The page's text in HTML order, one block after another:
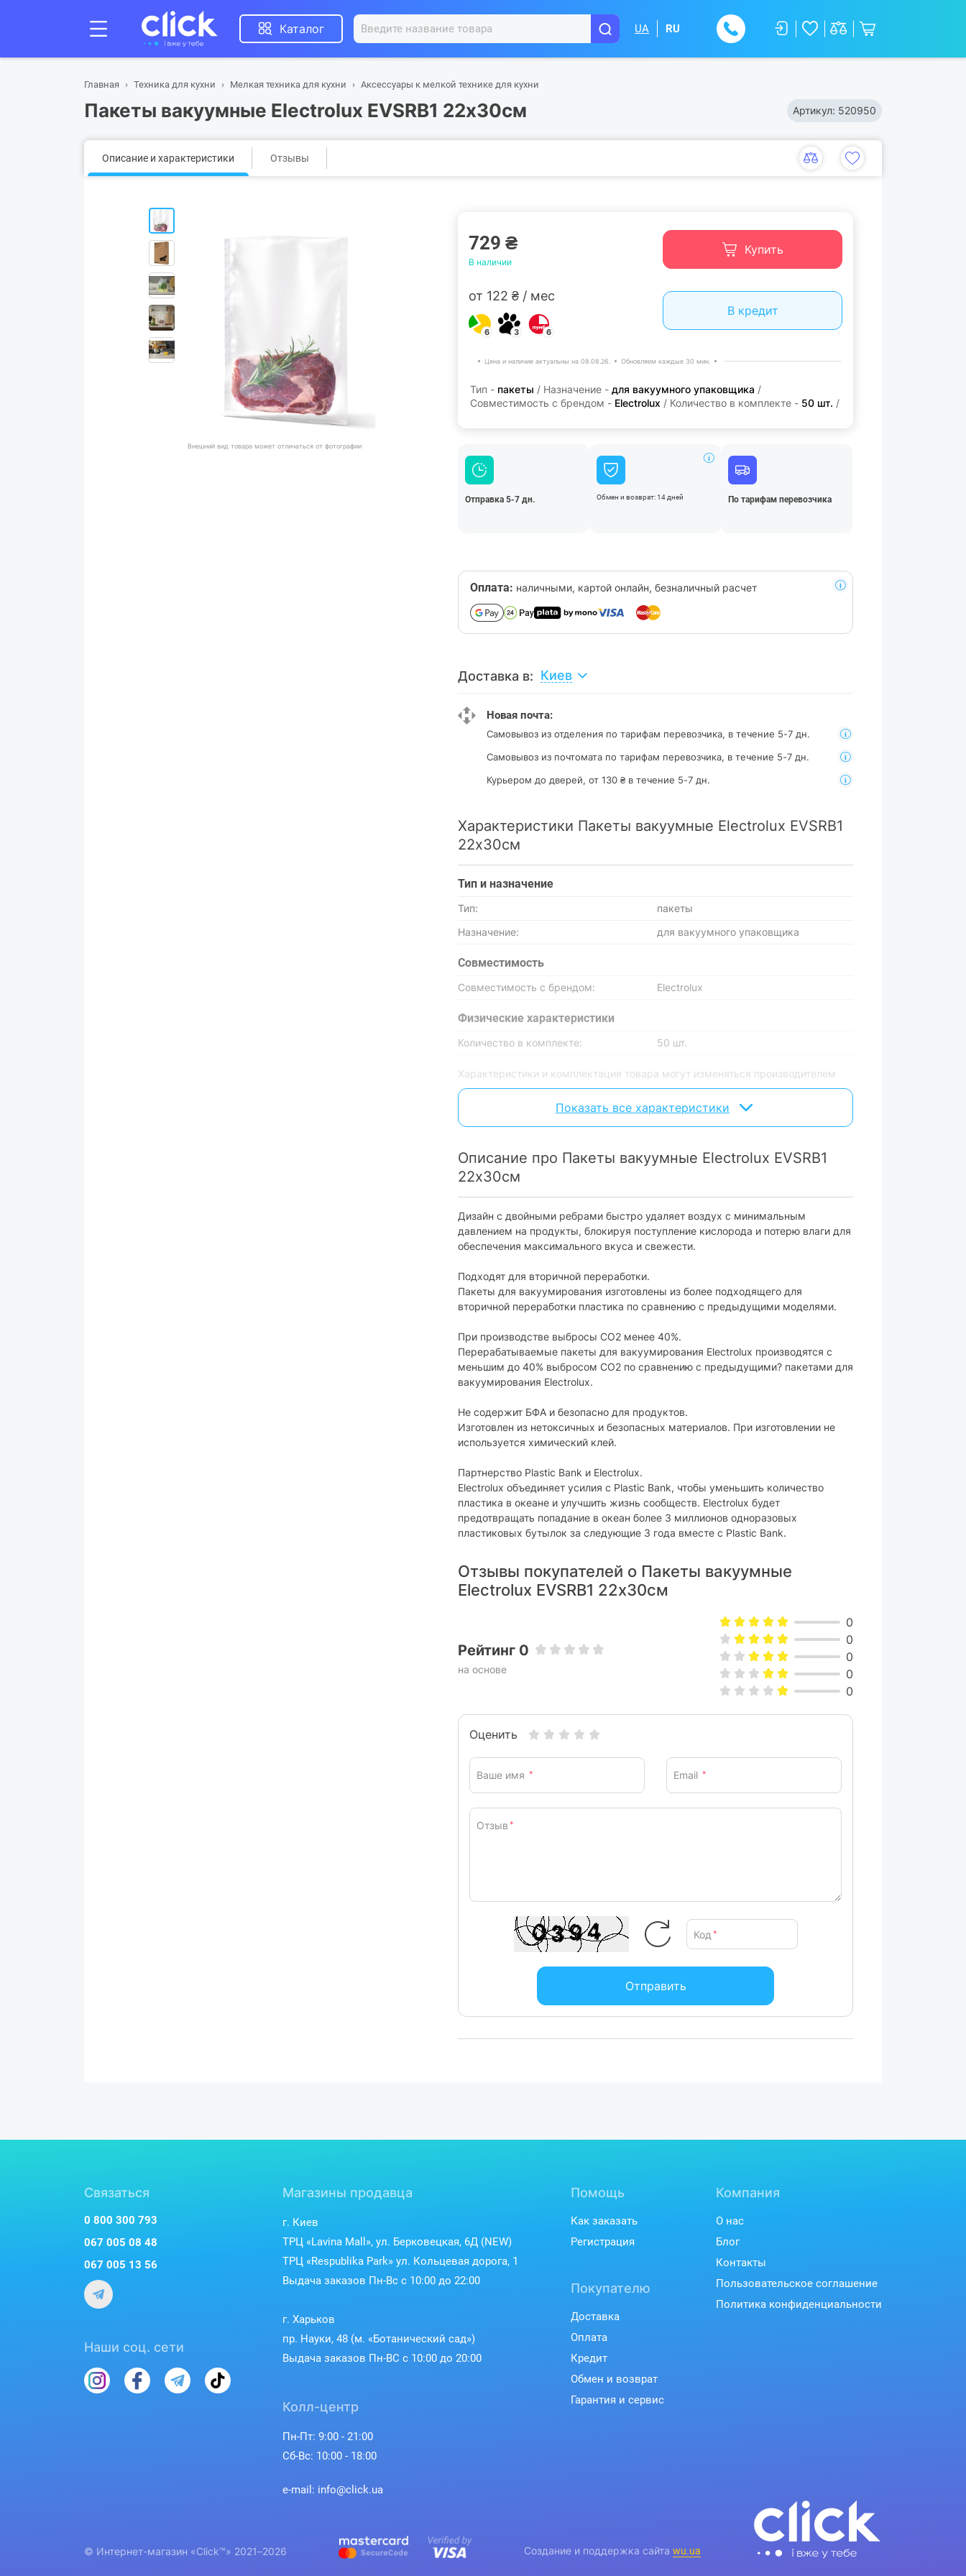
Каталог UA RU
Главная Техника для кухни Мелкая техника для кухни Аксессуары к мелкой технике для кухни
Пакеты вакуумные Electrolux EVSRB1 22х30см Артикул: 520950
Описание и характеристики Отзывы
Внешний вид товара может отличаться от фотографии
729 ₴
В наличии
Купить
от 122 ₴ / мес
6 3 6
В кредит
Цена и наличие актуальны на 08.08.26. Обновляем каждые 30 мин.
Тип - пакеты / Назначение - для вакуумного упаковщика /
Совместимость с брендом - Electrolux / Количество в комплекте - 50 шт. /
Отправка 5-7 дн. Обмен и возврат: 14 дней По тарифам перевозчика
Оплата: наличными, картой онлайн, безналичный расчет
Доставка в: Киев
Новая почта:
Самовывоз из отделения по тарифам перевозчика, в течение 5-7 дн.
Самовывоз из почтомата по тарифам перевозчика, в течение 5-7 дн.
Курьером до дверей, от 130 ₴ в течение 5-7 дн.
Характеристики Пакеты вакуумные Electrolux EVSRB1
22х30см
Тип и назначение
Тип:
пакеты
Назначение:
для вакуумного упаковщика
Совместимость
Совместимость с брендом: Electrolux
Физические характеристики
Количество в комплекте: 50 шт.
Характеристики и комплектация товара могут изменяться производителем
без уведомления.
Показать все характеристики
Описание про Пакеты вакуумные Electrolux EVSRB1
22х30см
Дизайн с двойными ребрами быстро удаляет воздух с минимальным
давлением на продукты, блокируя поступление кислорода и потерю влаги для
обеспечения максимального вкуса и свежести.
Подходят для вторичной переработки.
Пакеты для вакуумирования изготовлены из более подходящего для
вторичной переработки пластика по сравнению с предыдущими моделями.
При производстве выбросы СО2 менее 40%.
Перерабатываемые пакеты для вакуумирования Electrolux производятся с
меньшим до 40% выбросом СО2 по сравнению с предыдущими? пакетами для
вакуумирования Electrolux.
Не содержит БФА и безопасно для продуктов.
Изготовлен из нетоксичных и безопасных материалов. При изготовлении не
используется химический клей.
Партнерство Plastic Bank и Electrolux.
Electrolux объединяет усилия с Plastic Bank, чтобы уменьшить количество
пластика в океане и улучшить жизнь сообществ. Electrolux будет
предотвращать попадание в океан более 3 миллионов одноразовых
пластиковых бутылок за следующие 3 года вместе с Plastic Bank.
Отзывы покупателей о Пакеты вакуумные
Electrolux EVSRB1 22х30см
Рейтинг 0
на основе
0
0
0
0
0
Оценить
Ваше имя * Email *
Отзыв *
Код *
Отправить
Связаться
0 800 300 793
067 005 08 48
067 005 13 56
Наши соц. сети
Магазины продавца
г. Киев
ТРЦ «Lavina Mall», ул. Берковецкая, 6Д (NEW)
ТРЦ «Respublika Park» ул. Кольцевая дорога, 1
Выдача заказов Пн-Вс с 10:00 до 22:00
г. Харьков
пр. Науки, 48 (м. «Ботанический сад»)
Выдача заказов Пн-ВС с 10:00 до 20:00
Колл-центр
Пн-Пт: 9:00 - 21:00
Сб-Вс: 10:00 - 18:00
e-mail: info@click.ua
Помощь
Как заказать
Регистрация
Покупателю
Доставка
Оплата
Кредит
Обмен и возврат
Гарантия и сервис
Компания
О нас
Блог
Контакты
Пользовательское соглашение
Политика конфиденциальности
© Интернет-магазин «Click™» 2021–2026 Создание и поддержка сайтаwu.ua